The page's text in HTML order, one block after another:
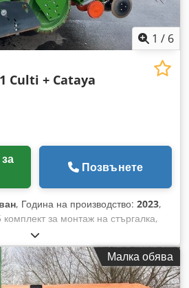
1 / 6
Culti + Cataya
Позвънете
, Година на производство: 2023,
за монтаж на стъргалка,
допълнителен / електронен маркер
2 за Cataya, радарен сензор /
сензор за работна позиция,
на следите / управляващ вентил
Малка обява